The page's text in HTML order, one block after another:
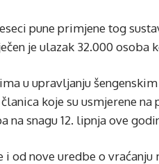
pune primjene tog
je ulazak 32.000 osoba
u upravljanju
koje su usmjerene
na snagu 12. lipnja ove
i od nove uredbe o